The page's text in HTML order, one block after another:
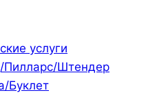
услуги
Пилларс/Штендер
Буклет